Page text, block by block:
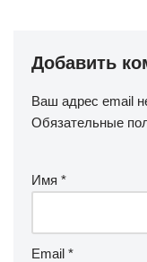
Добавить
Ваш адрес email
Обязательные
Имя *
Email *